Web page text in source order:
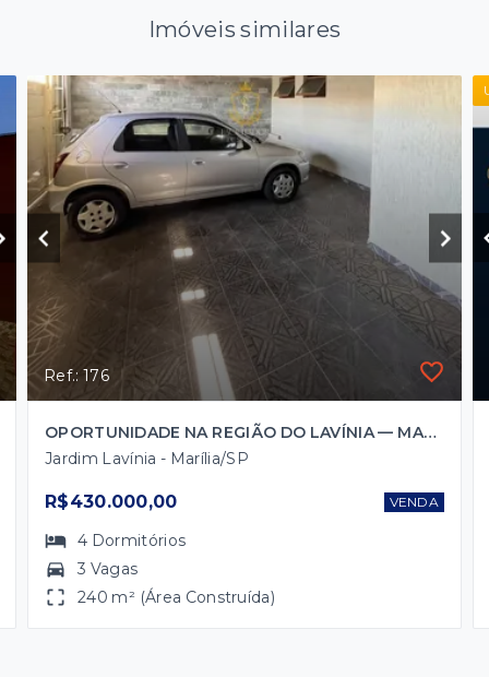
Imóveis similares
Ref.: 176
OPORTUNIDADE NA REGIÃO DO LAVÍNIA — MARÍLIA/SP
Jardim Lavínia - Marília/SP
R$430.000,00 VENDA
4 Dormitórios
3 Vagas
240 m² (Área Construída)